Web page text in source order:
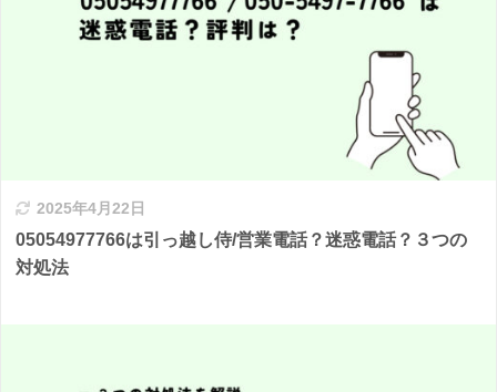
2025年4月22日
05054977766は引っ越し侍/営業電話？迷惑電話？３つの
対処法